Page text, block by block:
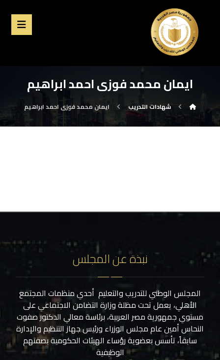
ايمان محمد فوزى احمد ابراهيم
شهادات التدريب ايمان محمد فوزى احمد ابراهيم
نبذة عن المجلس
المجلس الوطني للتدريب والتعليم أحدي منظمات المجتمع
الأهلي، يعمل تحت مظلة وزارة التضامن الاجتماعي على
مستوي جمهورية مصر العربية، برئاسة معالي الدكتور صفوت
النحاس أمين عام مجلس الوزراء ورئيس جهاز التنظيم والإدارة
سابقاً، تأسس بعضوية رؤساء الهيئات الحكومية بصفتهم
الوظيفية